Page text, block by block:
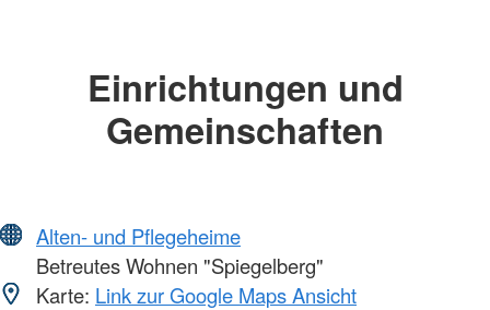
Einrichtungen und
Gemeinschaften
Alten- und Pflegeheime
Betreutes Wohnen "Spiegelberg"
Karte: Link zur Google Maps Ansicht